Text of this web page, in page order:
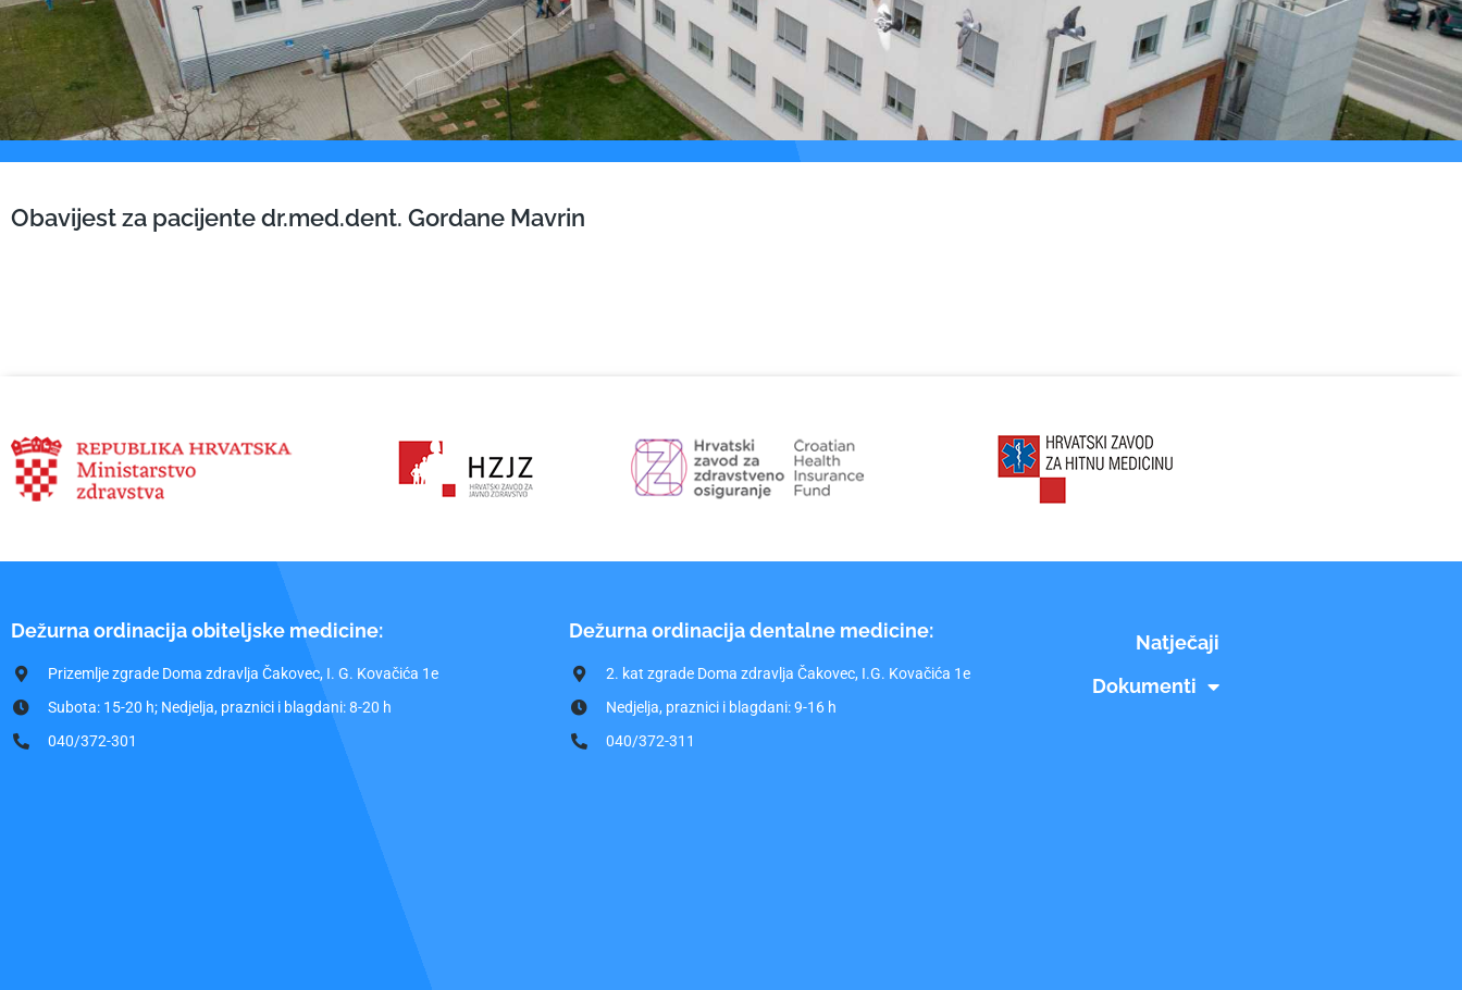
Obavijest za pacijente dr.med.dent. Gordane Mavrin
Dežurna ordinacija obiteljske medicine:
Prizemlje zgrade Doma zdravlja Čakovec, I. G. Kovačića 1e
Subota: 15-20 h; Nedjelja, praznici i blagdani: 8-20 h
040/372-301
Dežurna ordinacija dentalne medicine:
2. kat zgrade Doma zdravlja Čakovec, I.G. Kovačića 1e
Nedjelja, praznici i blagdani: 9-16 h
040/372-311
Natječaji
Dokumenti